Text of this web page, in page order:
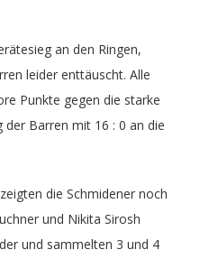
an den Ringen,
leider enttäuscht. Alle
Punkte gegen die starke
der Barren mit 16 : 0 an die
die Schmidener noch
und Nikita Sirosh
und sammelten 3 und 4